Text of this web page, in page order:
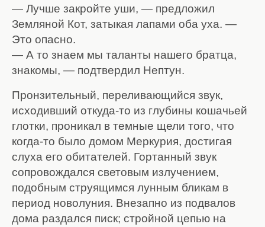
— Лучше закройте уши, — предложил
Земляной Кот, затыкая лапами оба уха. —
Это опасно.
— А то знаем мы таланты нашего братца,
знакомы, — подтвердил Нептун.
Пронзительный, переливающийся звук,
исходивший откуда-то из глубины кошачьей
глотки, проникал в темные щели того, что
когда-то было домом Меркурия, достигая
слуха его обитателей. Гортанный звук
сопровождался световым излучением,
подобным струящимся лунным бликам в
период новолуния. Внезапно из подвалов
дома раздался писк; стройной цепью на